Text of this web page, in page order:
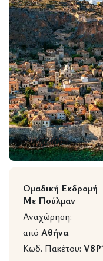
Wildlife
Ομαδική Εκδρομή
Με Πούλμαν
Αναχώρηση:
από Αθήνα
Κωδ. Πακέτου: